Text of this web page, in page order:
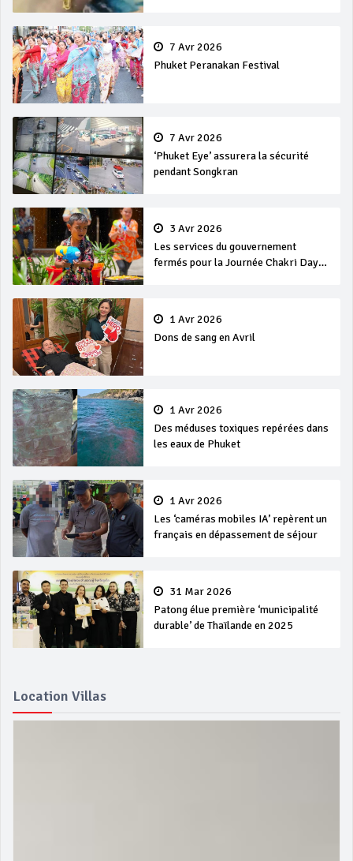
7 Avr 2026
Phuket Peranakan Festival
7 Avr 2026
‘Phuket Eye’ assurera la sécurité
pendant Songkran
3 Avr 2026
Les services du gouvernement
fermés pour la Journée Chakri Day
1 Avr 2026
Dons de sang en Avril
1 Avr 2026
Des méduses toxiques repérées dans
les eaux de Phuket
1 Avr 2026
Les ‘caméras mobiles IA’ repèrent un
français en dépassement de séjour
31 Mar 2026
Patong élue première ‘municipalité
durable’ de Thaïlande en 2025
Location Villas